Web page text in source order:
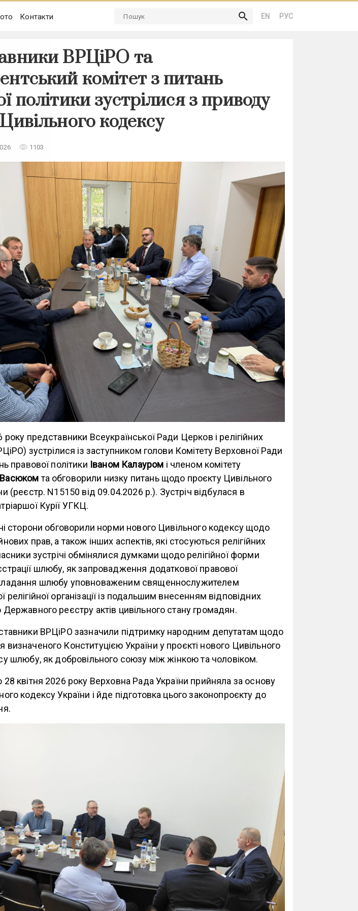
Контакти search EN РУС
ВРЦіРО та
комітет з питань
політики зустрілися з приводу
кодексу
remove_red_eye 1103
року представники Всеукраїнської Ради Церков і релігійних
зустрілися із заступником голови Комітету Верховної Ради
правової політики Іваном Калауром і членом комітету
та обговорили низку питань щодо проєкту Цивільного
(реєстр. N15150 від 09.04.2026 р.). Зустріч відбулася в
Курії УГКЦ.
сторони обговорили норми нового Цивільного кодексу щодо
прав, а також інших аспектів, які стосуються релігійних
зустрічі обмінялися думками щодо релігійної форми
шлюбу, як запровадження додаткової правової
шлюбу уповноваженим священнослужителем
релігійної організації із подальшим внесенням відповідних
реєстру актів цивільного стану громадян.
ВРЦіРО зазначили підтримку народним депутатам щодо
визначеного Конституцією України у проєкті нового Цивільного
шлюбу, як добровільного союзу між жінкою та чоловіком.
квітня 2026 року Верховна Рада України прийняла за основу
кодексу України і йде підготовка цього законопроєкту до